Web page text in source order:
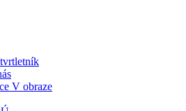
V obraze